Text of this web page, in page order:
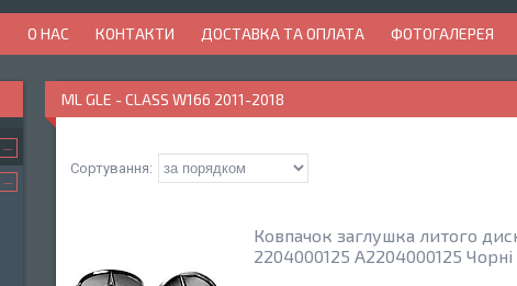
О НАС КОНТАКТИ ДОСТАВКА ТА ОПЛАТА ФОТОГАЛЕРЕЯ
ML GLE - CLASS W166 2011-2018
Ковпачок заглушка литого
2204000125 A2204000125 Чорні